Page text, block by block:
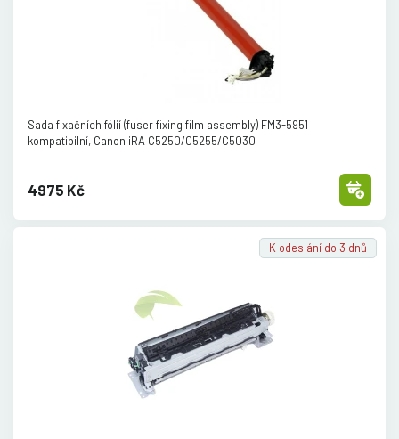
Sada fixačních fólií (fuser fixing film assembly) FM3-5951
kompatibilní, Canon iRA C5250/C5255/C5030
4975 Kč
K odeslání do 3 dnů